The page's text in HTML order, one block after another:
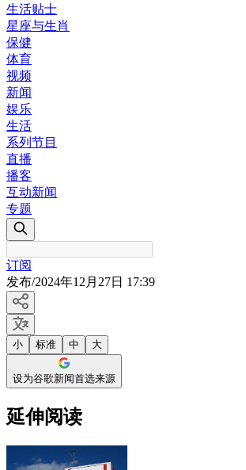
生活贴士
星座与生肖
保健
体育
视频
新闻
娱乐
生活
系列节目
直播
播客
互动新闻
专题
订阅
发布/2024年12月27日 17:39
小 标准 中 大
设为谷歌新闻首选来源
延伸阅读